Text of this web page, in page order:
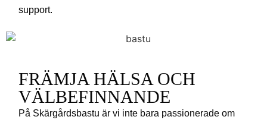
support.
FRÄMJA HÄLSA OCH
VÄLBEFINNANDE
På Skärgårdsbastu är vi inte bara passionerade om